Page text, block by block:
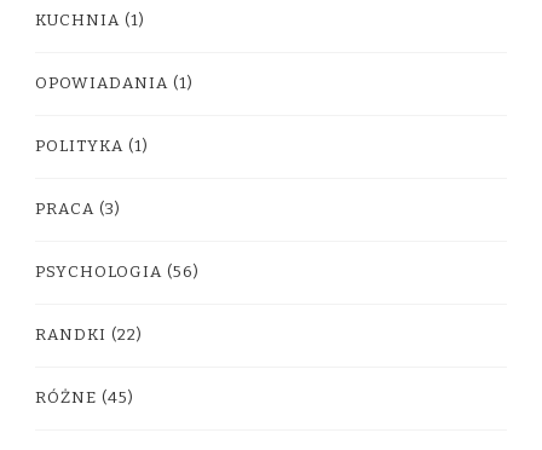
KUCHNIA (1)
OPOWIADANIA (1)
POLITYKA (1)
PRACA (3)
PSYCHOLOGIA (56)
RANDKI (22)
RÓŻNE (45)